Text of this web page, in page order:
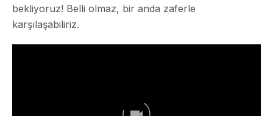
bekliyoruz! Belli olmaz, bir anda zaferle
karşılaşabiliriz.